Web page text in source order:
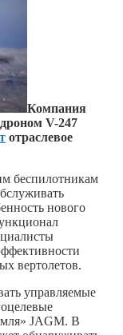
Компания
V-247
отраслевое
беспилотникам
нового
вертолетов.
управляемые
JAGM. В